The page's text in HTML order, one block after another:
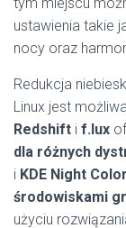
ustawienia takie
nocy oraz
Redukcja
Linux jest
Redshift i f.lux
dla różnych
i KDE Night Color
środowiskami
użyciu